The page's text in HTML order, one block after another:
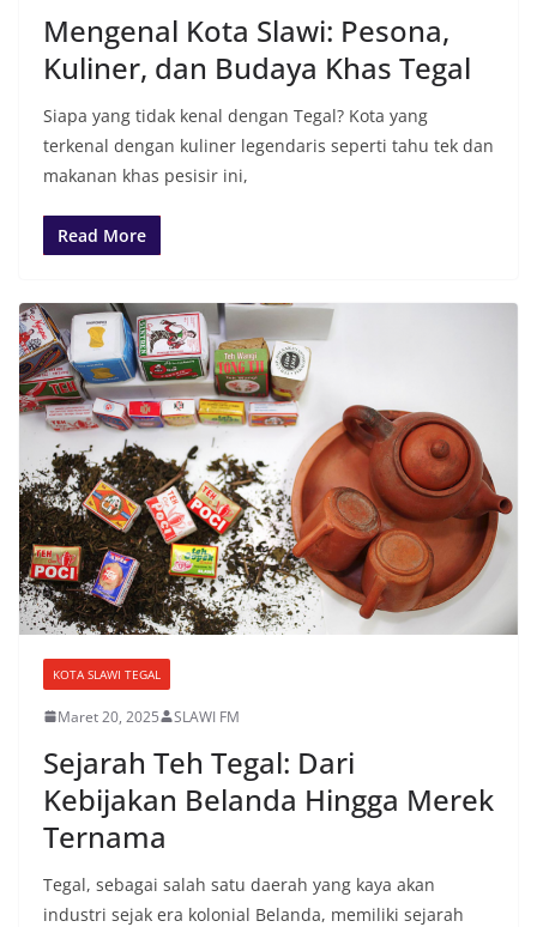
Mengenal Kota Slawi: Pesona,
Kuliner, dan Budaya Khas Tegal
Siapa yang tidak kenal dengan Tegal? Kota yang
terkenal dengan kuliner legendaris seperti tahu tek dan
makanan khas pesisir ini,
Read More
KOTA SLAWI TEGAL
Maret 20, 2025 SLAWI FM
Sejarah Teh Tegal: Dari
Kebijakan Belanda Hingga Merek
Ternama
Tegal, sebagai salah satu daerah yang kaya akan
industri sejak era kolonial Belanda, memiliki sejarah